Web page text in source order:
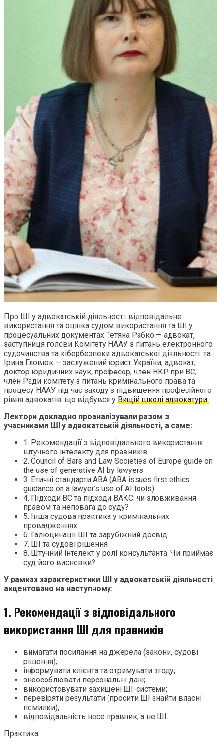
Про ШІ у адвокатській діяльності: відповідальне
використання та оцінка судом використання та ШІ у
процесуальних документах Тетяна Рабко — адвокат,
заступниця голови Комітету НААУ з питань електронного
судочинства та кібербезпеки адвокатської діяльності та
Ірина Гловюк — заслужений юрист України, адвокат,
доктор юридичних наук, професор, член НКР при ВС,
член Ради комітету з питань кримінального права та
процесу НААУ під час заходу з підвищення професійного
рівня адвокатів, що відбувся у Вищій школі адвокатури.
Лектори докладно проаналізували разом з
учасниками ШІ у адвокатській діяльності, а саме:
1. Рекомендації з відповідального використання
штучного інтелекту для правників
2. Council of Bars and Law Societies of Europe guide on
the use of generative AI by lawyers
3. Етичні стандарти ABA (ABA issues first ethics
guidance on a lawyer’s use of AI tools)
4. Підходи ВС та підходи ВАКС: чи зловживання
правом та неповага до суду?
5. Інша судова практика у кримінальних
провадженнях
6. Галюцинації ШІ та зарубіжний досвід
7. ШІ та судові рішення
8. Штучний інтелект у ролі консультанта. Чи приймає
суд його висновки?
У рамках характеристики ШІ у адвокатській діяльності
акцентовано на наступному:
1. Рекомендації з відповідального
використання ШІ для правників
вимагати посилання на джерела (закони, судові
рішення);
інформувати клієнта та отримувати згоду;
знеособлювати персональні дані;
використовувати захищені ШІ-системи;
перевіряти результати (просити ШІ знайти власні
помилки);
відповідальність несе правник, а не ШІ.
Практика: